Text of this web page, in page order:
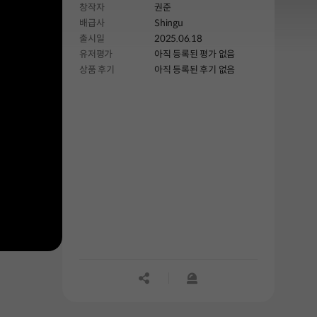
창작자
권준
배급사
Shingu
출시일
2025.06.18
유저평가
아직 등록된 평가 없음
상품 후기
아직 등록된 후기 없음
공유하기신고하기